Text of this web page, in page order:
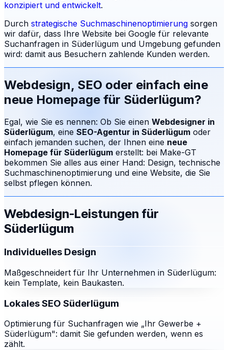
konzipiert und entwickelt.
Durch strategische Suchmaschinenoptimierung sorgen
wir dafür, dass Ihre Website bei Google für relevante
Suchanfragen in Süderlügum und Umgebung gefunden
wird: damit aus Besuchern zahlende Kunden werden.
Webdesign, SEO oder einfach eine
neue Homepage für Süderlügum?
Egal, wie Sie es nennen: Ob Sie einen Webdesigner in
Süderlügum, eine SEO-Agentur in Süderlügum oder
einfach jemanden suchen, der Ihnen eine neue
Homepage für Süderlügum erstellt: bei Make-GT
bekommen Sie alles aus einer Hand: Design, technische
Suchmaschinenoptimierung und eine Website, die Sie
selbst pflegen können.
Webdesign-Leistungen für
Süderlügum
Individuelles Design
Maßgeschneidert für Ihr Unternehmen in Süderlügum:
kein Template, kein Baukasten.
Lokales SEO Süderlügum
Optimierung für Suchanfragen wie „Ihr Gewerbe +
Süderlügum": damit Sie gefunden werden, wenn es
zählt.